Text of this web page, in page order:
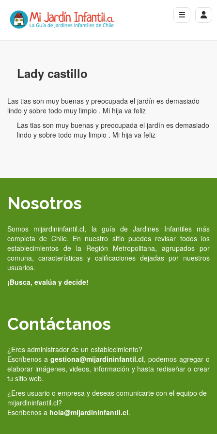
Lady castillo
Las tias son muy buenas y preocupada el jardín es demasiado
lindo y sobre todo muy limpio . Mi hija va feliz
Las tias son muy buenas y preocupada el jardín es demasiado
lindo y sobre todo muy limpio . Mi hija va feliz
Nosotros
Somos mijardininfantil.cl, la guía de Jardines Infantiles más
completa de Chile. En nuestro sitio puedes revisar todos los
establecimientos de la Región Metropolitana, agrupados por
comuna, características y calificaciones dejadas por nuestros
usuarios.
¡Busca, evalúa y decide!
Contáctanos
¿Eres administrador de un establecimiento?
Escríbenos a gestiona@mijardininfantil.cl, podemos agregar o
elaborar imágenes, videos, información y hasta rediseñar o crear
tu sitio web.
¿Eres usuario o empresa y deseas comunicarte con el equipo de
mijardininfantil.cl?
Escríbenos a hola@mijardininfantil.cl.